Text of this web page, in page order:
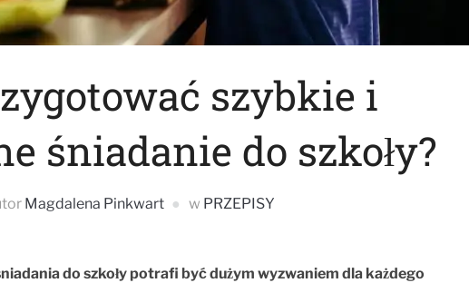
szybkie i
śniadanie do szkoły?
Magdalena Pinkwart w PRZEPISY
do szkoły potrafi być dużym wyzwaniem dla każdego